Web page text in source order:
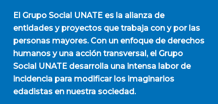
El Grupo Social UNATEes la alianza de
entidades y proyectos que trabaja con y por las
personas mayores. Con un enfoque de derechos
humanos y una acción transversal, el Grupo
Social UNATE desarrolla una intensa labor de
incidencia para modificar los imaginarios
edadistas en nuestra sociedad.